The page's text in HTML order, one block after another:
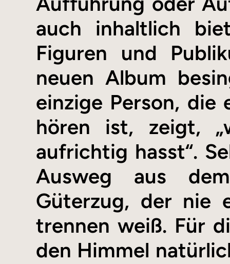
auch inhaltlich
Figuren und
neuen Album
einzige Person, die
hören ist, zeigt,
aufrichtig hasst“.
Ausweg aus
Güterzug, der nie
trennen weiß. Für
den Himmel